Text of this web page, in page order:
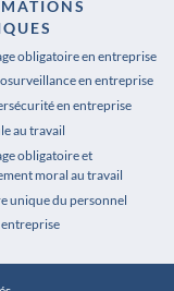
Pharmacie
obligatoire en entreprise
en entreprise
en entreprise
au travail
obligatoire et
moral au travail
unique du personnel
entreprise